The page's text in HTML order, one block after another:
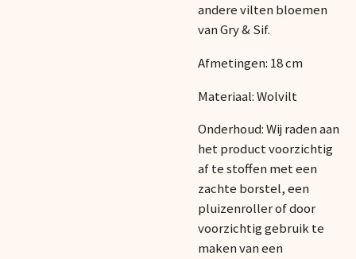
andere vilten bloemen
van Gry & Sif.
Afmetingen: 18 cm
Materiaal: Wolvilt
Onderhoud: Wij raden aan
het product voorzichtig
af te stoffen met een
zachte borstel, een
pluizenroller of door
voorzichtig gebruik te
maken van een